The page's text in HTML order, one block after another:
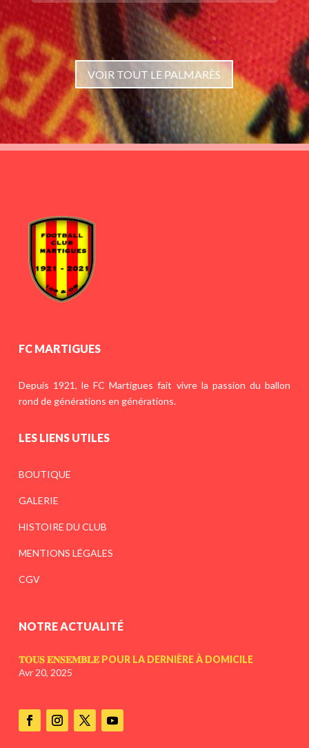
VOIR TOUT LE PALMARÈS
FC MARTIGUES
Depuis 1921, le FC Martigues fait vivre la passion du ballon
rond de générations en générations.
LES LIENS UTILES
BOUTIQUE
GALERIE
HISTOIRE DU CLUB
MENTIONS LÉGALES
CGV
NOTRE ACTUALITÉ
𝐓𝐎𝐔𝐒 𝐄𝐍𝐒𝐄𝐌𝐁𝐋𝐄 POUR LA DERNIÈRE À DOMICILE
Avr 20, 2025